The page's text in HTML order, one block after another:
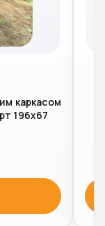
каркасом
196x67